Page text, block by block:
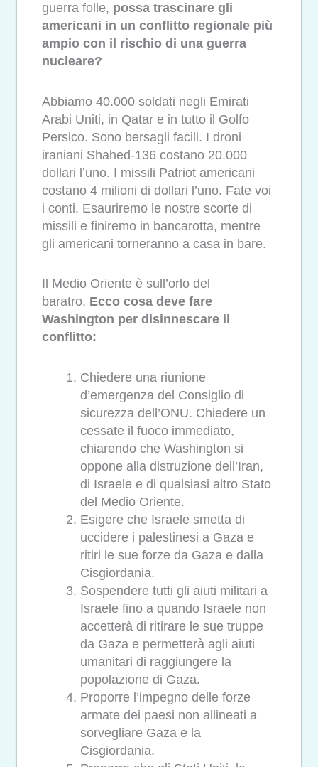
guerra folle, possa trascinare gli
americani in un conflitto regionale più
ampio con il rischio di una guerra
nucleare?
Abbiamo 40.000 soldati negli Emirati
Arabi Uniti, in Qatar e in tutto il Golfo
Persico. Sono bersagli facili. I droni
iraniani Shahed-136 costano 20.000
dollari l’uno. I missili Patriot americani
costano 4 milioni di dollari l’uno. Fate voi
i conti. Esauriremo le nostre scorte di
missili e finiremo in bancarotta, mentre
gli americani torneranno a casa in bare.
Il Medio Oriente è sull’orlo del
baratro. Ecco cosa deve fare
Washington per disinnescare il
conflitto:
Chiedere una riunione
d’emergenza del Consiglio di
sicurezza dell’ONU. Chiedere un
cessate il fuoco immediato,
chiarendo che Washington si
oppone alla distruzione dell’Iran,
di Israele e di qualsiasi altro Stato
del Medio Oriente.
Esigere che Israele smetta di
uccidere i palestinesi a Gaza e
ritiri le sue forze da Gaza e dalla
Cisgiordania.
Sospendere tutti gli aiuti militari a
Israele fino a quando Israele non
accetterà di ritirare le sue truppe
da Gaza e permetterà agli aiuti
umanitari di raggiungere la
popolazione di Gaza.
Proporre l’impegno delle forze
armate dei paesi non allineati a
sorvegliare Gaza e la
Cisgiordania.